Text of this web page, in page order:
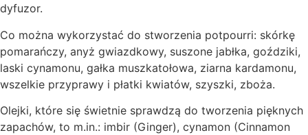
dyfuzor.
Co można wykorzystać do stworzenia potpourri: skórkę
pomarańczy, anyż gwiazdkowy, suszone jabłka, goździki,
laski cynamonu, gałka muszkatołowa, ziarna kardamonu,
wszelkie przyprawy i płatki kwiatów, szyszki, zboża.
Olejki, które się świetnie sprawdzą do tworzenia pięknych
zapachów, to m.in.: imbir (Ginger), cynamon (Cinnamon